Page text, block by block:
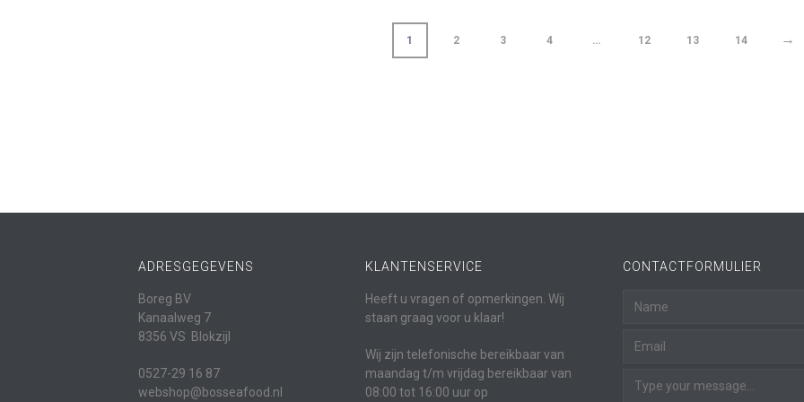
1 2 3 4 … 12 13 14 →
ADRESGEGEVENS
Boreg BV
Kanaalweg 7
8356 VS Blokzijl
0527-29 16 87
webshop@bosseafood.nl
KLANTENSERVICE
Heeft u vragen of opmerkingen. Wij
staan graag voor u klaar!
Wij zijn telefonische bereikbaar van
maandag t/m vrijdag bereikbaar van
08:00 tot 16:00 uur op
CONTACTFORMULIER